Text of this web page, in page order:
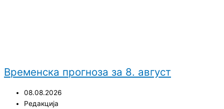
Временска прогноза за 8. август
08.08.2026
Редакција